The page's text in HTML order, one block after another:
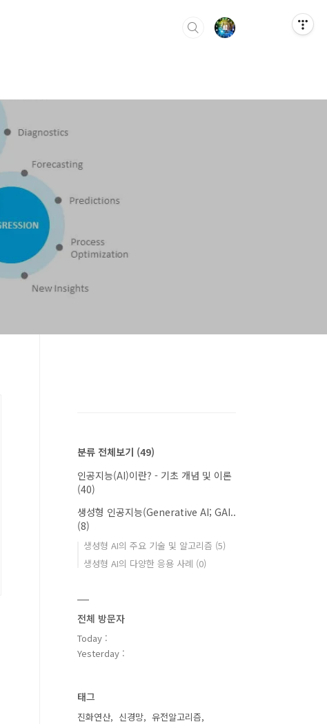
분류 전체보기 (49)
인공지능(AI)이란? - 기초 개념 및 이론
(40)
생성형 인공지능(Generative AI; GAI..
(8)
생성형 AI의 주요 기술 및 알고리즘 (5)
생성형 AI의 다양한 응용 사례 (0)
전체 방문자
Today :
Yesterday :
태그
진화연산 신경망
유전알고리즘